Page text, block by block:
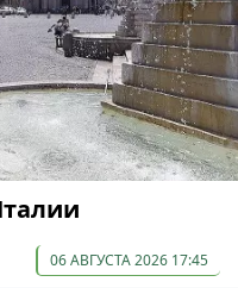
06 АВГУСТА 2026 17:45